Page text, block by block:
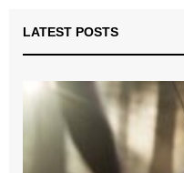
LATEST POSTS